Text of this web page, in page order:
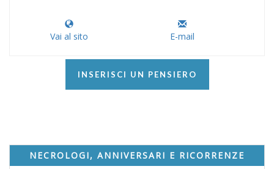
Vai al sito E-mail
INSERISCI UN PENSIERO
NECROLOGI, ANNIVERSARI E RICORRENZE